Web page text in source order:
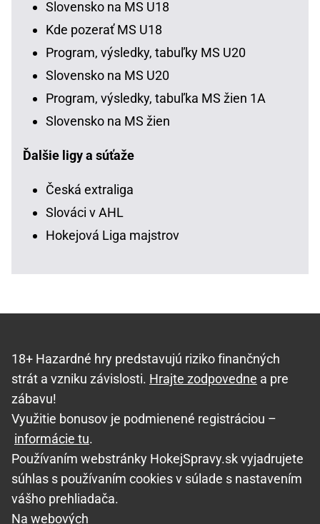
Slovensko na MS U18
Kde pozerať MS U18
Program, výsledky, tabuľky MS U20
Slovensko na MS U20
Program, výsledky, tabuľka MS žien 1A
Slovensko na MS žien
Ďalšie ligy a súťaže
Česká extraliga
Slováci v AHL
Hokejová Liga majstrov
18+ Hazardné hry predstavujú riziko finančných
strát a vzniku závislosti. Hrajte zodpovedne a pre
zábavu!
Využitie bonusov je podmienené registráciou –
informácie tu.
Používaním webstránky HokejSpravy.sk vyjadrujete
súhlas s používaním cookies v súlade s nastavením
vášho prehliadača.
Na webových